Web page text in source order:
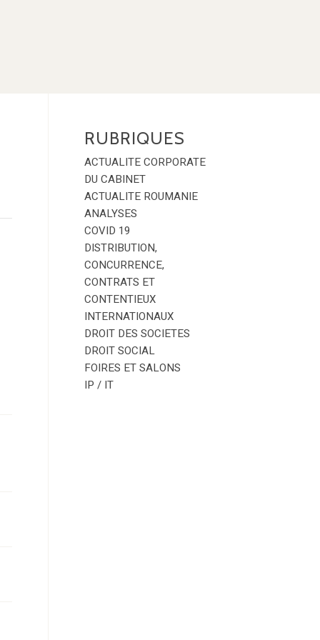
RUBRIQUES
ACTUALITE CORPORATE
DU CABINET
ACTUALITE ROUMANIE
ANALYSES
COVID 19
DISTRIBUTION,
CONCURRENCE,
CONTRATS ET
CONTENTIEUX
INTERNATIONAUX
DROIT DES SOCIETES
DROIT SOCIAL
FOIRES ET SALONS
IP / IT